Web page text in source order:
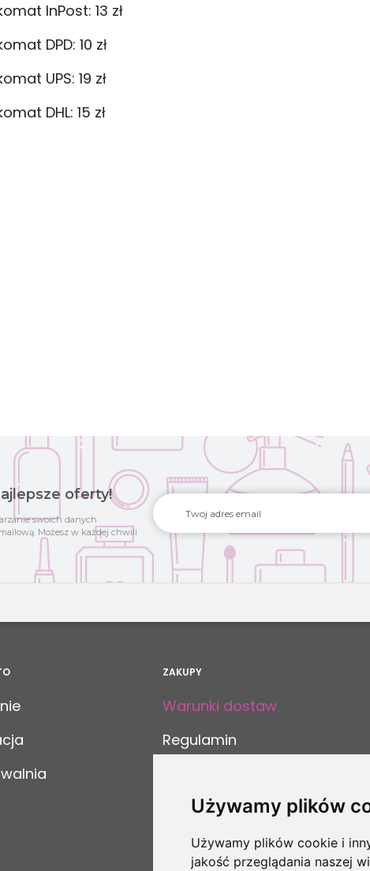
Używamy plików
Używamy plików cookie i
jakość przeglądania naszej
InPost: 13 zł
DPD: 10 zł
UPS: 19 zł
DHL: 15 zł
oferty!
swoich danych
Możesz w każdej chwili
ZAKUPY
Warunki dostaw
Regulamin
Metody płatności